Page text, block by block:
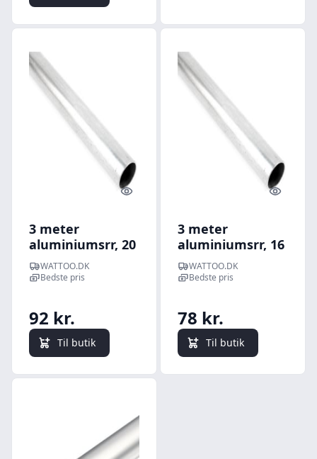
Quick look
3 meter
aluminiumsrr, 20
mm til
aluminiumsrr til
WATTOO.DK
Bedste pris
92 kr.
Til butik
Quick
3 meter
aluminiumsrr, 16
mm til
aluminiumsrr til
WATTOO.DK
Bedste pris
78 kr.
Til butik